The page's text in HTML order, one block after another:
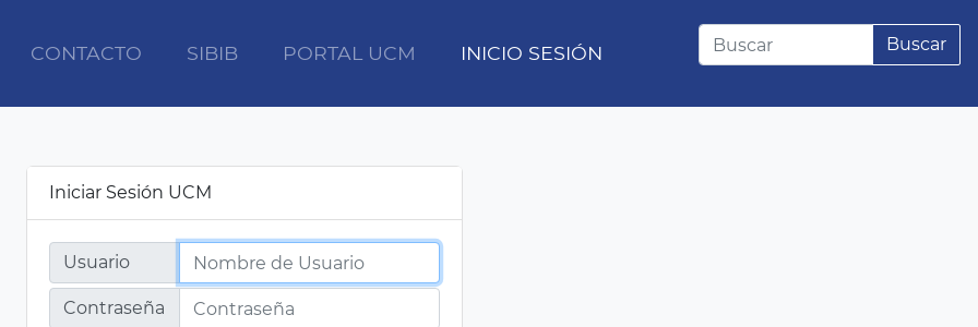
CONTACTO SIBIB PORTAL UCM INICIO SESIÓN Buscar
Iniciar Sesión UCM
Usuario
Contraseña